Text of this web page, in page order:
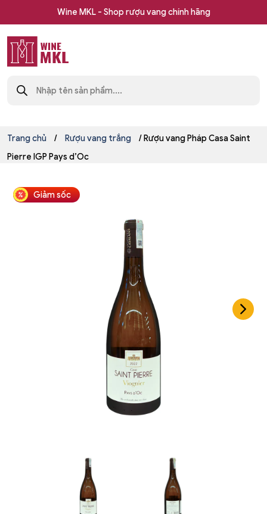
Wine MKL - Shop rượu vang chính hãng
rượu
vang
Wine
kiếm
sản
Trang chủ / Rượu vang trắng
/ Rượu vang Pháp Casa Saint
Pierre IGP Pays d’Oc
Giảm sốc